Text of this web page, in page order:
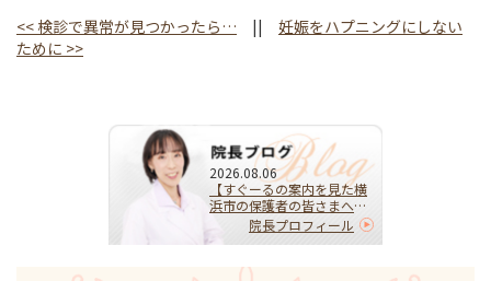
<<検診で異常が見つかったら… || 妊娠をハプニングにしない
ために >>
2026.08.06
【すぐーるの案内を見た横
浜市の保護者の皆さまへ】
HPVワクチンを受けるべ
き？迷ったらまず相談を｜
な選択
院長プロフィール